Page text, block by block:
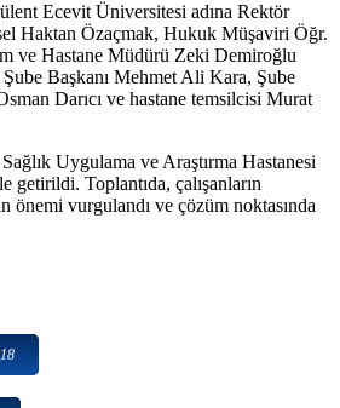
Ecevit Üniversitesi adına Rektör
Haktan Özaçmak, Hukuk Müşaviri Öğr.
ve Hastane Müdürü Zeki Demiroğlu
Şube Başkanı Mehmet Ali Kara, Şube
Darıcı ve hastane temsilcisi Murat
Uygulama ve Araştırma Hastanesi
getirildi. Toplantıda, çalışanların
önemi vurgulandı ve çözüm noktasında